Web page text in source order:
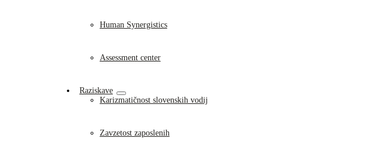
Human Synergistics
Assessment center
Raziskave
Karizmatičnost slovenskih vodij
Zavzetost zaposlenih